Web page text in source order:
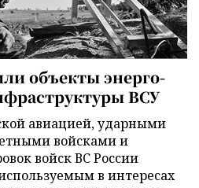
объекты энерго-
ВСУ
авиацией, ударными
войсками и
войск ВС России
в интересах